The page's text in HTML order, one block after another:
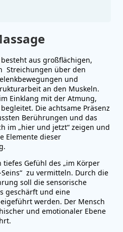
aus großflächigen,
Streichungen über den
und
an den Muskeln.
Einklang mit der Atmung,
Die achtsame Präsenz
Berührungen und das
im „hier und jetzt“ zeigen und
Elemente dieser
Gefühl des „im Körper
Seins“ zu vermitteln. Durch die
soll die sensorische
geschärft und eine
werden. Der Mensch
und emotionaler Ebene